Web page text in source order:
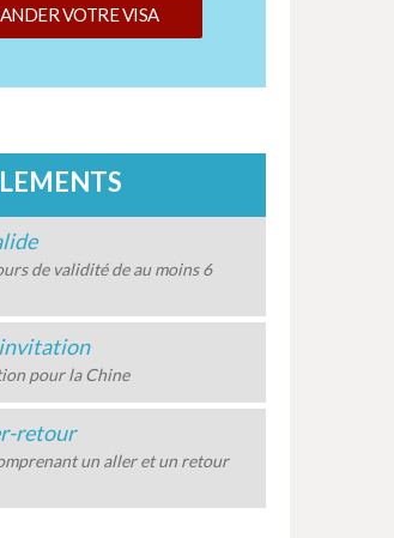
VOTRE VISA
de validité de au moins 6
pour la Chine
retour
un aller et un retour